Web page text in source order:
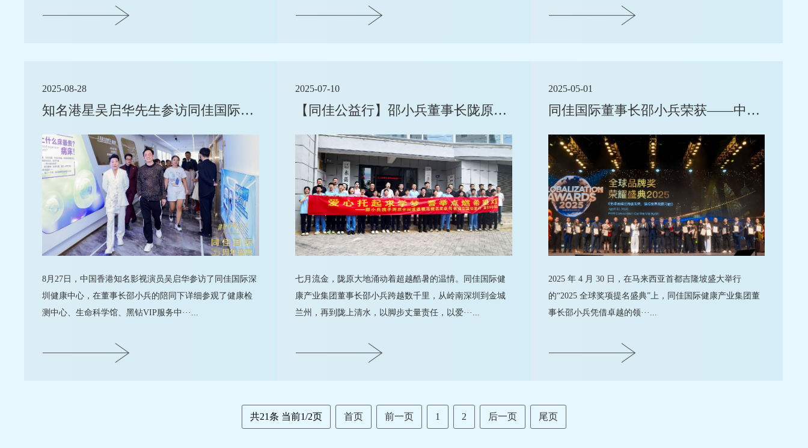
2025-08-28
知名港星吴启华先生参访同佳国际深圳健康中心
8月27日，中国香港知名影视演员吴启华参访了同佳国际深
圳健康中心，在董事长邵小兵的陪同下详细参观了健康检
测中心、生命科学馆、黑钻VIP服务中···...
2025-07-10
【同佳公益行】邵小兵董事长陇原双城行传递向善力量
七月流金，陇原大地涌动着超越酷暑的温情。同佳国际健
康产业集团董事长邵小兵跨越数千里，从岭南深圳到金城
兰州，再到陇上清水，以脚步丈量责任，以爱···...
2025-05-01
同佳国际董事长邵小兵荣获——中国领航企业成就奖
2025 年 4 月 30 日，在马来西亚首都吉隆坡盛大举行
的“2025 全球奖项提名盛典”上，同佳国际健康产业集团董
事长邵小兵凭借卓越的领···...
共21条 当前1/2页 首页 前一页 1 2 后一页 尾页